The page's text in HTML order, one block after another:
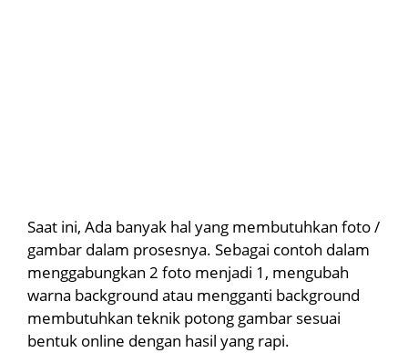
Saat ini, Ada banyak hal yang membutuhkan foto /
gambar dalam prosesnya. Sebagai contoh dalam
menggabungkan 2 foto menjadi 1, mengubah
warna background atau mengganti background
membutuhkan teknik potong gambar sesuai
bentuk online dengan hasil yang rapi.